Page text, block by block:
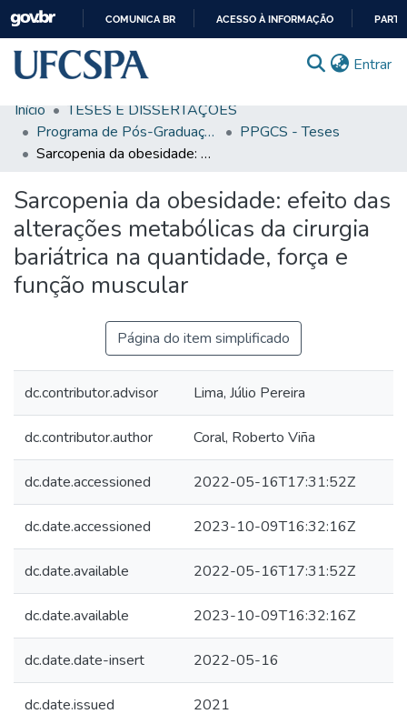
CONTEÚDO
COMUNICA BR ACESSO À INFORMAÇÃO
Entrar
Comunidades & Coleções
Busca Facetada
Estatísticas
Autoarquivamento
Sobre o RI-UFCSPA
Início
TESES E DISSERTAÇÕES
Programa de Pós-Graduação em Ciências da Saúde
PPGCS - Teses
Sarcopenia da obesidade: efeito das alterações metabólicas da cirurgia bariátrica na quantidade, força e função muscular
Sarcopenia da obesidade: efeito das
alterações metabólicas da cirurgia
bariátrica na quantidade, força e
função muscular
Página do item simplificado
dc.contributor.advisor Lima, Júlio Pereira
dc.contributor.author Coral, Roberto Viña
dc.date.accessioned 2022-05-16T17:31:52Z
dc.date.accessioned 2023-10-09T16:32:16Z
dc.date.available 2022-05-16T17:31:52Z
dc.date.available 2023-10-09T16:32:16Z
dc.date.date-insert 2022-05-16
dc.date.issued 2021